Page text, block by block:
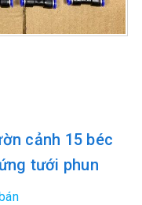
cảnh 15 béc
tưới phun